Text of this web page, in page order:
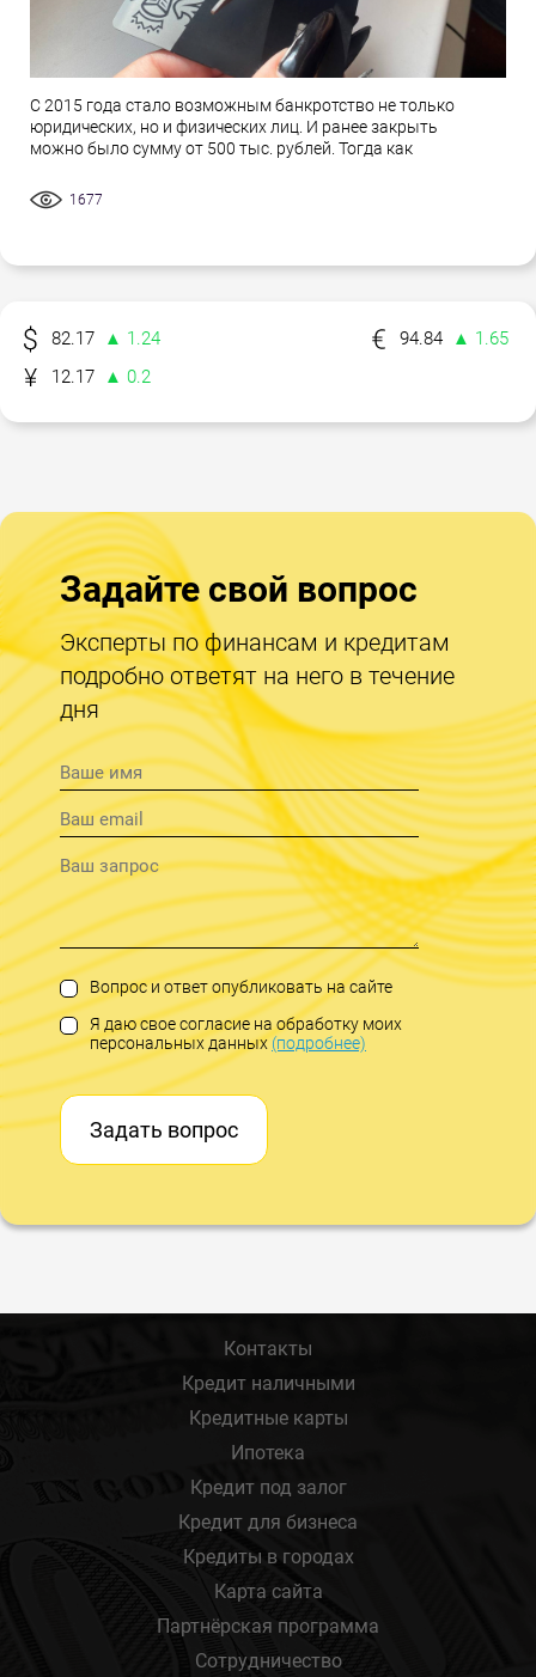
С 2015 года стало возможным банкротство не только
юридических, но и физических лиц. И ранее закрыть
можно было сумму от 500 тыс. рублей. Тогда как
1677
82.17 ▲ 1.24 94.84
▲ 1.65
12.17
▲ 0.2
Задайте свой вопрос
Эксперты по финансам и кредитам
подробно ответят на него в течение
дня
Вопрос и ответ опубликовать на сайте
Я даю свое согласие на обработку моих
персональных данных(подробнее)
Задать вопрос
Контакты
Кредит наличными
Кредитные карты
Ипотека
Кредит под залог
Кредит для бизнеса
Кредиты в городах
Карта сайта
Партнёрская программа
Сотрудничество